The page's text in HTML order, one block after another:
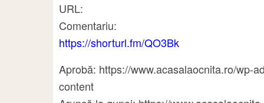
URL:
Comentariu:
https://shorturl.fm/QO3Bk
Aprobă: https://www.acasalaocnita.ro/wp-
content